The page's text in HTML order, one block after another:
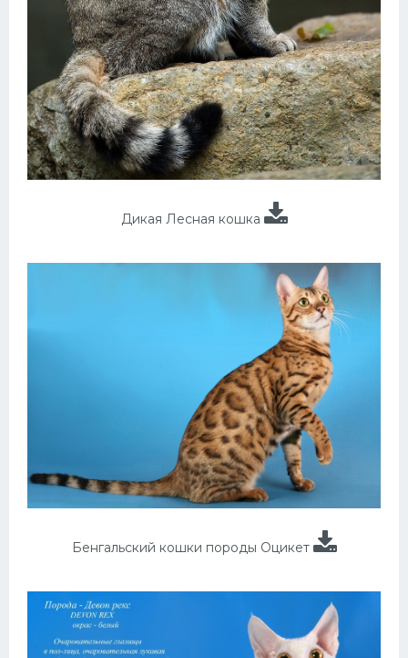
Дикая Лесная кошка
Бенгальский кошки породы Оцикет